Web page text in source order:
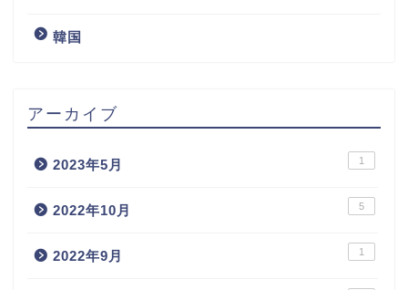
韓国
アーカイブ
2023年5月 1
2022年10月 5
2022年9月 1